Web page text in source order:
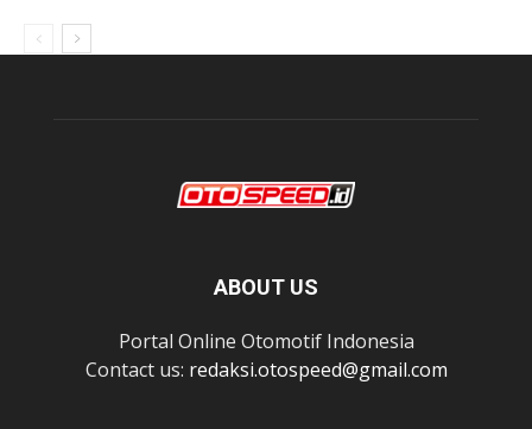
ABOUT US
Portal Online Otomotif Indonesia
Contact us: redaksi.otospeed@gmail.com